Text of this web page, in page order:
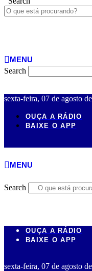
MENU
Search
sexta-feira, 07 de agosto
OUÇA A RÁDIO
BAIXE O APP
MENU
Search
OUÇA A RÁDIO
BAIXE O APP
sexta-feira, 07 de agosto